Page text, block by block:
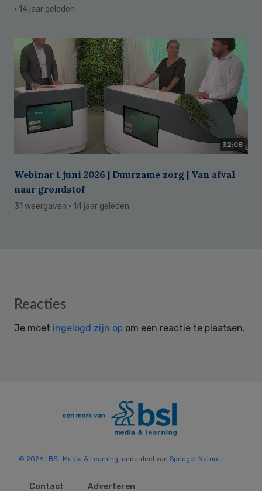
· 14 jaar geleden
32:08
Webinar 1 juni 2026 | Duurzame zorg | Van afval
naar grondstof
31 weergaven · 14 jaar geleden
Reader
Reacties
Je moet ingelogd zijn op om een reactie te plaatsen.
© 2026 | BSL Media & Learning, onderdeel van Springer Nature
Contact Adverteren